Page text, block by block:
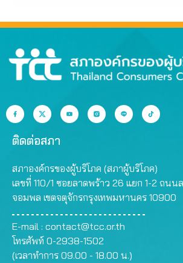
ติดต่อสภา
สภาองค์กรของผู้บริโภค (สภาผู้บริโภค)
เลขที่ 110/1 ซอยลาดพร้าว 26 แยก 1-2 ถนน
จอมพล เขตจตุจักรกรุงเทพมหานคร 10900
E-mail : contact@tcc.or.th
โทรศัพท์ 0-2938-1502
(เวลาทำการ 09.00 - 18.00 น.)